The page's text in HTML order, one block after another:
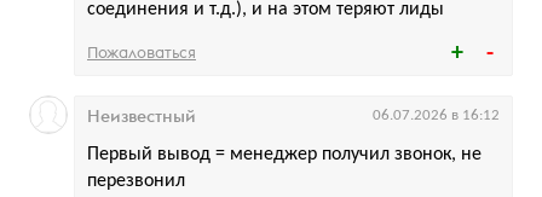
соединения и т.д.), и на этом теряют лиды
Пожаловаться
Первый вывод = менеджер получил звонок, не
перезвонил
Неизвестный 06.07.2026 в 16:12